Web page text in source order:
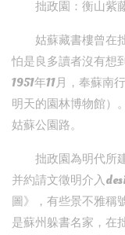
拙政園：衡山紫
姑蘇藏書樓曾在
怕是良多讀者沒有想
1951年11月，奉蘇南
明天的園林博物館）
姑蘇公園路。
拙政園為明代所
并約請文徵明介入
圖》，有些景不雅稱
是蘇州躲書名家，在